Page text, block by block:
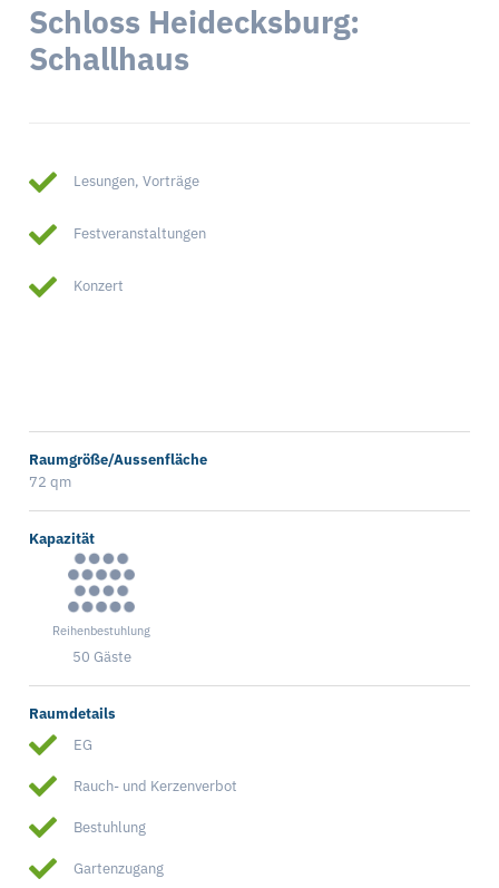
Schloss Heidecksburg:
Schallhaus
Lesungen, Vorträge
Festveranstaltungen
Konzert
Raumgröße/Aussenfläche
72 qm
Kapazität
Reihenbestuhlung
50 Gäste
Raumdetails
EG
Rauch- und Kerzenverbot
Bestuhlung
Gartenzugang